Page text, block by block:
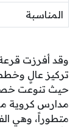
المناسبة
وقد أفرزت
تركيز عالٍ
حيث تنوعت
مدارس كروية
متطوراً، وهي